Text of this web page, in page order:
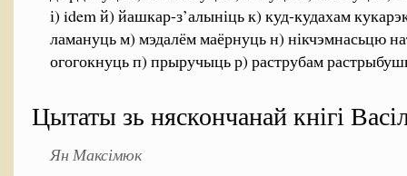
і) idem й) йашкар-з’алыніць к) куд-кудахам
ламануць м) мэдалём маёрнуць н) нікчэмнасьцю
огогокнуць п) прыручыць р) раструбам
Цытаты зь няскончанай кнігі
Ян Максімюк